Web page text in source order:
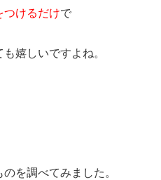
つけるだけで
嬉しいですよね。
を調べてみました。